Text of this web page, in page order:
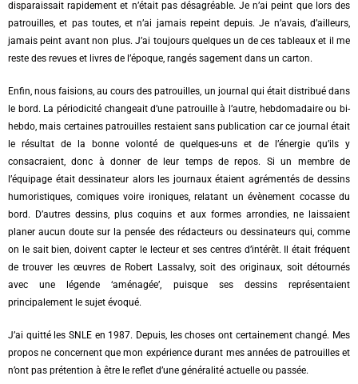
disparaissait rapidement et n’était pas désagréable. Je n’ai peint que lors des
patrouilles, et pas toutes, et n’ai jamais repeint depuis. Je n’avais, d’ailleurs,
jamais peint avant non plus. J’ai toujours quelques un de ces tableaux et il me
reste des revues et livres de l’époque, rangés sagement dans un carton.
Enfin, nous faisions, au cours des patrouilles, un journal qui était distribué dans
le bord. La périodicité changeait d’une patrouille à l’autre, hebdomadaire ou bi-
hebdo, mais certaines patrouilles restaient sans publication car ce journal était
le résultat de la bonne volonté de quelques-uns et de l’énergie qu’ils y
consacraient, donc à donner de leur temps de repos. Si un membre de
l’équipage était dessinateur alors les journaux étaient agrémentés de dessins
humoristiques, comiques voire ironiques, relatant un évènement cocasse du
bord. D’autres dessins, plus coquins et aux formes arrondies, ne laissaient
planer aucun doute sur la pensée des rédacteurs ou dessinateurs qui, comme
on le sait bien, doivent capter le lecteur et ses centres d’intérêt. Il était fréquent
de trouver les œuvres de Robert Lassalvy, soit des originaux, soit détournés
avec une légende ‘aménagée’, puisque ses dessins représentaient
principalement le sujet évoqué.
J’ai quitté les SNLE en 1987. Depuis, les choses ont certainement changé. Mes
propos ne concernent que mon expérience durant mes années de patrouilles et
n’ont pas prétention à être le reflet d’une généralité actuelle ou passée.